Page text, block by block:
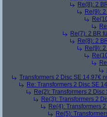
Re(8): 2
Re(9):
Re(7): 2 BR
Re(8): 2
Re(9):
Transformers 2 Disc SE 14,97€
Re: Transformers 2 Disc SE
Re(2): Transformers 2
Re(3): Transformers 2
Re(4): Transformers
Re(5):